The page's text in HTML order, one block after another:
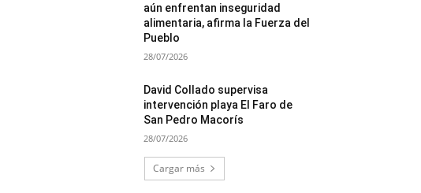
aún enfrentan inseguridad
alimentaria, afirma la Fuerza del
Pueblo
28/07/2026
David Collado supervisa
intervención playa El Faro de
San Pedro Macorís
28/07/2026
Cargar más